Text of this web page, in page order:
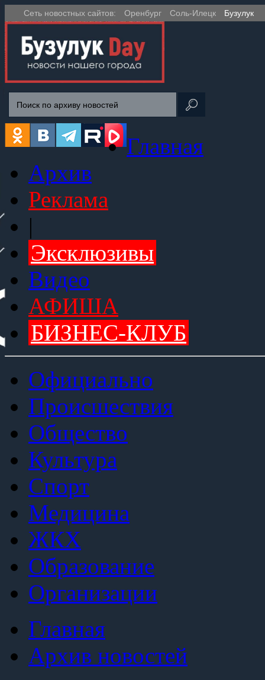
Сеть новостных сайтов: Оренбург Соль-Илецк Бузулук
Главная
Архив
Реклама
|
Эксклюзивы
Видео
АФИША
БИЗНЕС-КЛУБ
Официально
Происшествия
Общество
Культура
Спорт
Медицина
ЖКХ
Образование
Организации
Главная
Архив новостей